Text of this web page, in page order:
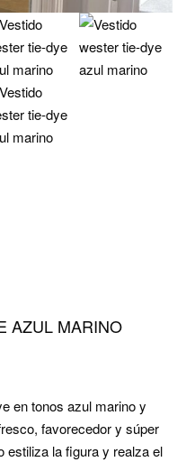
AZUL MARINO
en tonos azul marino y
favorecedor y súper
estiliza la figura y realza el